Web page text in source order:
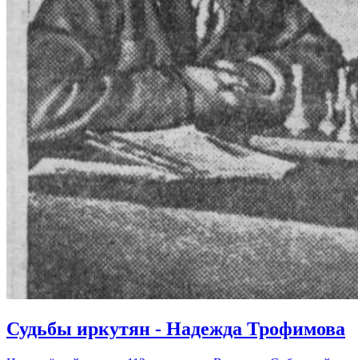
Судьбы иркутян - Надежда Трофимова